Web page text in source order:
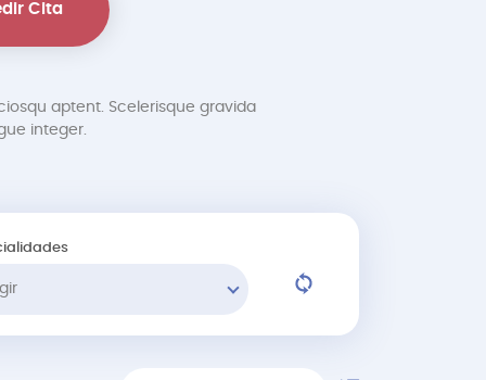
Cita
aptent. Scelerisque gravida
integer.